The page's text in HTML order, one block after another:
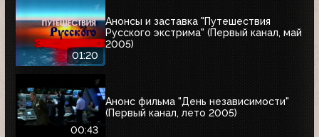
01:20
Анонсы и заставка "Путешествия
Русского экстрима" (Первый канал, май
2005)
00:43
Анонс фильма "День независимости"
(Первый канал, лето 2005)